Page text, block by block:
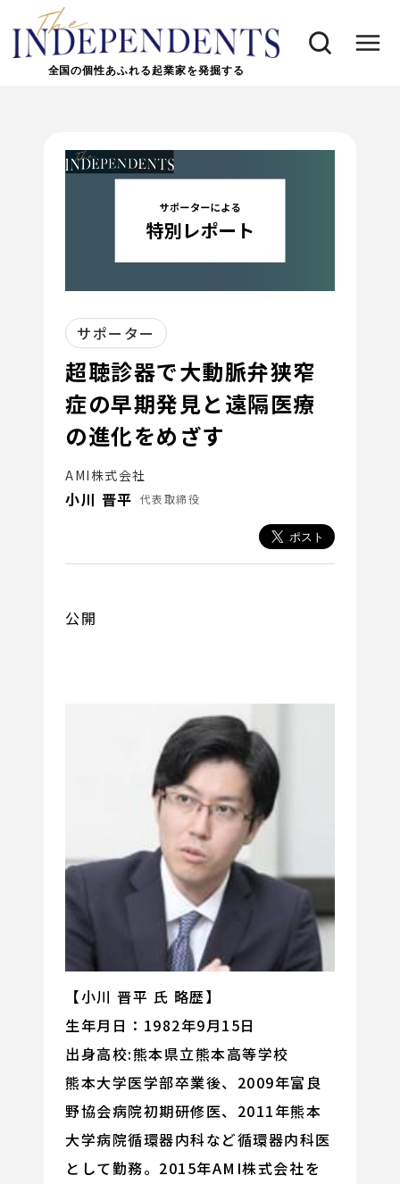
全国の個性あふれる起業家を発掘する
サポーター
超聴診器で大動脈弁狭窄
症の早期発見と遠隔医療
の進化をめざす
AMI株式会社
小川 晋平 代表取締役
公開
【小川 晋平 氏 略歴】
生年月日：1982年9月15日
出身高校:熊本県立熊本高等学校
熊本大学医学部卒業後、2009年富良
野協会病院初期研修医、2011年熊本
大学病院循環器内科など循環器内科医
として勤務。2015年AMI株式会社を